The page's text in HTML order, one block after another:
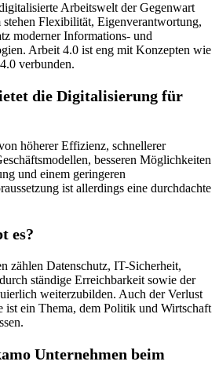
Arbeitswelt der Gegenwart
Flexibilität, Eigenverantwortung,
moderner Informations- und
Arbeit 4.0 ist eng mit Konzepten wie
verbunden.
die Digitalisierung für
höherer Effizienz, schnellerer
besseren Möglichkeiten
und einem geringeren
ist allerdings eine durchdachte
es?
zählen Datenschutz, IT-Sicherheit,
ständige Erreichbarkeit sowie der
weiterzubilden. Auch der Verlust
ist ein Thema, dem Politik und Wirtschaft
Unternehmen beim